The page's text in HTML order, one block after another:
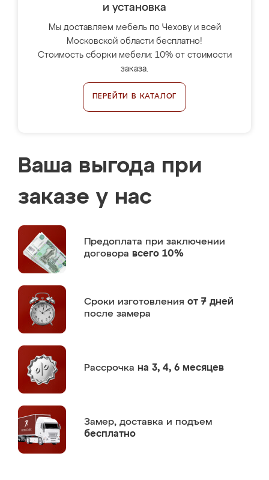
и установка
Мы доставляем мебель по Чехову и всей
Московской области бесплатно!
Стоимость сборки мебели: 10% от стоимости
заказа.
ПЕРЕЙТИ В КАТАЛОГ
Ваша выгода при
заказе у нас
Предоплата при заключении
договора всего 10%
Сроки изготовления от 7 дней
после замера
Рассрочка на 3, 4, 6 месяцев
Замер, доставка и подъем
бесплатно